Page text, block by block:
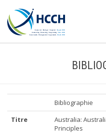
Bibliographie
Titre
Australia:
Principles